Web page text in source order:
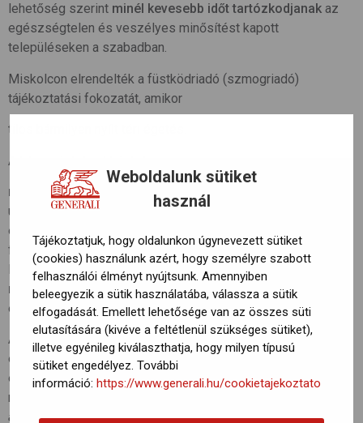
Weboldalunk sütiket
használ
Tájékoztatjuk, hogy oldalunkon úgynevezett sütiket
(cookies) használunk azért, hogy személyre szabott
felhasználói élményt nyújtsunk. Amennyiben
beleegyezik a sütik használatába, válassza a sütik
elfogadását. Emellett lehetősége van az összes süti
elutasítására (kivéve a feltétlenül szükséges sütiket),
illetve egyénileg kiválaszthatja, hogy milyen típusú
sütiket engedélyez. További
információ: https://www.generali.hu/cookietajekoztato
lehetőség szerint minél kevesebb időt tartózkodjanak az
egészségtelen és veszélyes minősítést kapott
településeken a szabadban.
Miskolcon elrendelték a füstködriadó (szmogriadó)
tájékoztatási fokozatát, amikor
tilos bármilyen nyílt téri égetés.
A lakosságtól azt kérik, hogy
ne használjanak személyautót
(főleg a dízelüzeműeket),
utazzanak közösségi közlekedéssel,
és mérsékeljék a szilárd (szén-, fa-) és olajtüzelésű
fűtőberendezések használatát.
Ha van lehetőség gázfűtésre, inkább azt használják,
ne égessenek hulladékot, műanyagokat,
és kerüljék a porképződéssel járó tevékenységeket.
Az Országos Meteorológiai Szolgálat légszennyezettségi
előrejelzésében korábban arra figyelmetetett, hogy az
északkeleti országrészben várhatóan továbbra is rossz
marad a levegő minősége.
átlagban nagy területen meghaladja az egészségügyi